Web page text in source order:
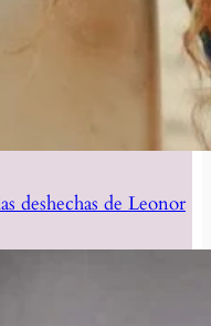
deshechas de Leonor